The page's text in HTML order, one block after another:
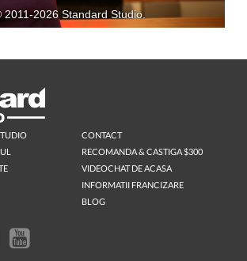
2011-2026 Standard Studio.
CONTACT
RECOMANDA & CASTIGA $300
VIDEOCHAT DE ACASA
INFORMATII FRANCIZARE
BLOG